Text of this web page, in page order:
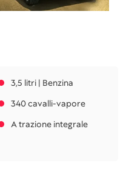
3,5 litri | Benzina
340 cavalli-vapore
A trazione integrale